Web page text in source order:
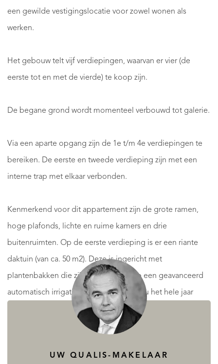
een gewilde vestigingslocatie voor zowel wonen als
werken.
Het gebouw telt vijf verdiepingen, waarvan er vier (de
eerste tot en met de vierde) te koop zijn.
De begane grond wordt momenteel verbouwd tot galerie.
Via een aparte opgang zijn de 1e t/m 4e verdiepingen te
bereiken. De eerste en tweede verdieping zijn met een
interne trap met elkaar verbonden.
Kenmerkend voor dit appartement zijn de grote ramen,
hoge plafonds, lichte en ruime kamers en drie
buitenruimten. Op de eerste verdieping is er een riante
daktuin (van ca. 50 m2). Deze is ingericht met
plantenbakken die zijn aangesloten op een geavanceerd
automatisch irrigatiesysteem, waardoor u het hele jaar
door zorgeloos kunt genieten van een groene oase.
voorzijde kijkt u uit op de Prinsengracht en op het balkon
UW QUALIS-MAKELAAR